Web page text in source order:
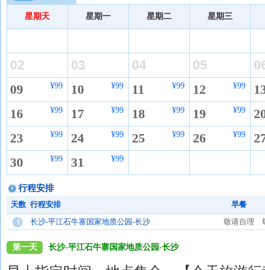
星期天 星期一 星期二 星期三
02 03 04 05
09
¥99 10 ¥99 11 ¥99 12 ¥99
16
¥99 17 ¥99 18 ¥99 19 ¥99
23
¥99 24 ¥99 25 ¥99 26 ¥99
30
¥99 31 ¥99
行程安排
天数 行程安排
早餐
1
长沙-平江石牛寨国家地质公园-长沙 敬请自理
第一天 长沙-平江石牛寨国家地质公园-长沙